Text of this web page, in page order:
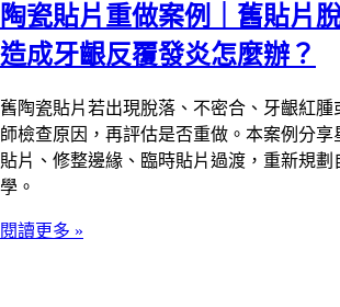
陶瓷貼片重做案例｜舊貼片
造成牙齦反覆發炎怎麼辦？
舊陶瓷貼片若出現脫落、不密合、牙齦紅
師檢查原因，再評估是否重做。本案例分享
貼片、修整邊緣、臨時貼片過渡，重新規
學。
閱讀更多 »